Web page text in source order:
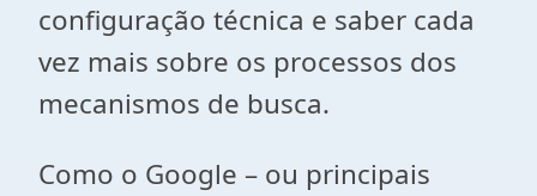
configuração técnica e saber cada
vez mais sobre os processos dos
mecanismos de busca.
Como o Google – ou principais